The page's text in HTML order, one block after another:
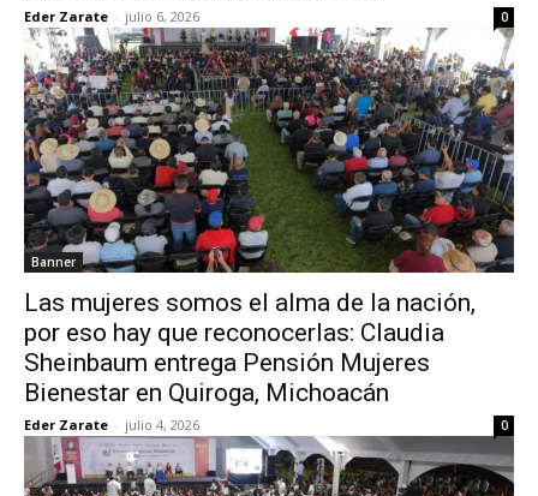
Eder Zarate - julio 6, 2026 0
Banner
Las mujeres somos el alma de la nación,
por eso hay que reconocerlas: Claudia
Sheinbaum entrega Pensión Mujeres
Bienestar en Quiroga, Michoacán
Eder Zarate - julio 4, 2026 0